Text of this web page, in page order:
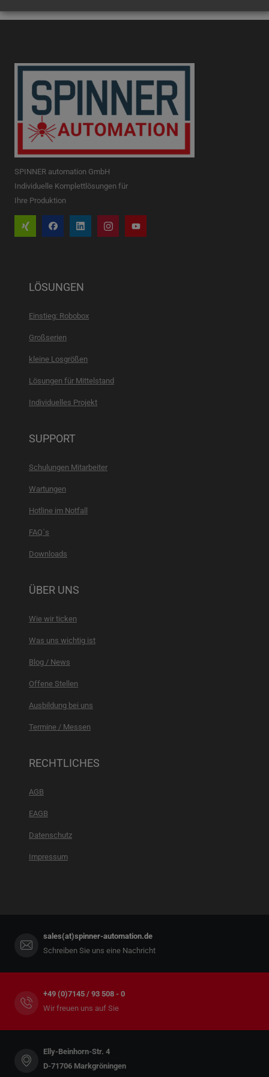
SPINNER automation GmbH
Individuelle Komplettlösungen für
Ihre Produktion
LÖSUNGEN
Einstieg: Robobox
Großserien
kleine Losgrößen
Lösungen für Mittelstand
Individuelles Projekt
SUPPORT
Schulungen Mitarbeiter
Wartungen
Hotline im Notfall
FAQ´s
Downloads
ÜBER UNS
Wie wir ticken
Was uns wichtig ist
Blog / News
Offene Stellen
Ausbildung bei uns
Termine / Messen
RECHTLICHES
AGB
EAGB
Datenschutz
Impressum
sales(at)spinner-automation.de
Schreiben Sie uns eine Nachricht
+49 (0)7145 / 93 508 - 0
Wir freuen uns auf Sie
Elly-Beinhorn-Str. 4
D-71706 Markgröningen